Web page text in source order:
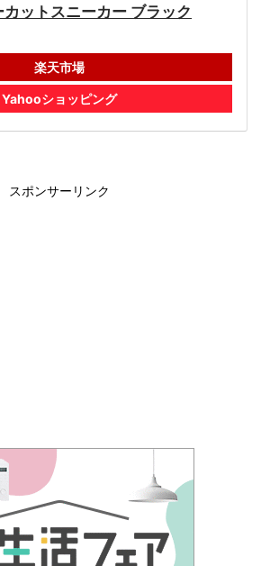
ットスニーカー ブラック
楽天市場
Yahooショッピング
スポンサーリンク